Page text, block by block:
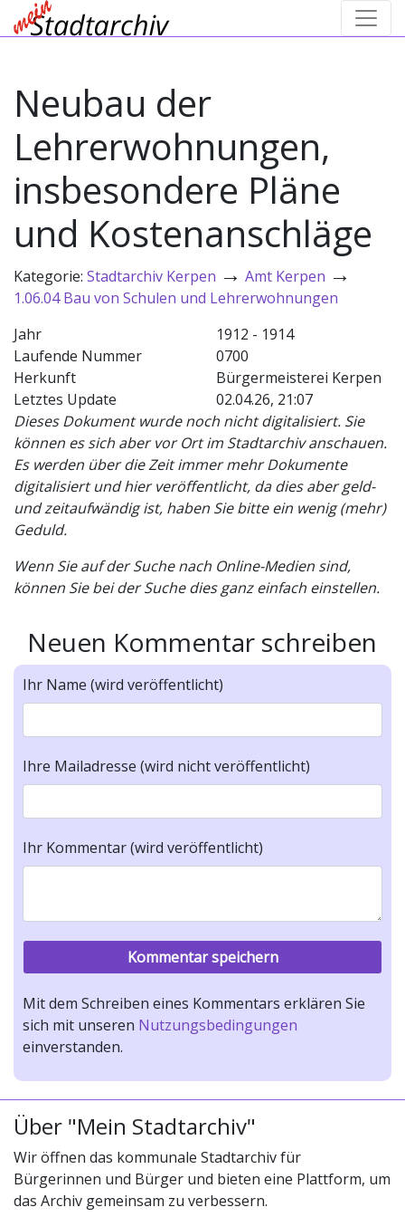
Neubau der
Lehrerwohnungen,
insbesondere Pläne
und Kostenanschläge
Kategorie: Stadtarchiv Kerpen → Amt Kerpen →
1.06.04 Bau von Schulen und Lehrerwohnungen
Jahr
1912 - 1914
Laufende Nummer
0700
Herkunft
Bürgermeisterei Kerpen
Letztes Update
02.04.26, 21:07
Dieses Dokument wurde noch nicht digitalisiert. Sie
können es sich aber vor Ort im Stadtarchiv anschauen.
Es werden über die Zeit immer mehr Dokumente
digitalisiert und hier veröffentlicht, da dies aber geld-
und zeitaufwändig ist, haben Sie bitte ein wenig (mehr)
Geduld.
Wenn Sie auf der Suche nach Online-Medien sind,
können Sie bei der Suche dies ganz einfach einstellen.
Neuen Kommentar schreiben
Ihr Name (wird veröffentlicht)
Ihre Mailadresse (wird nicht veröffentlicht)
Ihr Kommentar (wird veröffentlicht)
Mit dem Schreiben eines Kommentars erklären Sie
sich mit unseren Nutzungsbedingungen
einverstanden.
Über "Mein Stadtarchiv"
Wir öffnen das kommunale Stadtarchiv für
Bürgerinnen und Bürger und bieten eine Plattform, um
das Archiv gemeinsam zu verbessern.